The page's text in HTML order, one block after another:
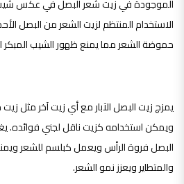
الموجودة في زيت شعر البصل في عكس
الاستخدام المنتظم لزيت الشعر من البصل
حموضة الشعر مما يمنع ظهور الشيب المبكر
يمزج زيت البصل الآبار مع أي زيت آخر مثل
ويمكن استخدامه كزيت ناقل لجني فوائده.
البصل فروة الرأس ويعمل كبلسم للشعر
والمتطاير ويعزز نمو الشعر.